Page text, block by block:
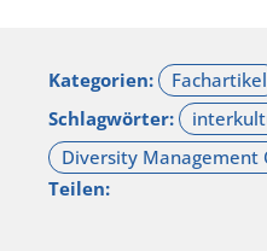
Kategorien:
Schlagwörter:
Teilen: